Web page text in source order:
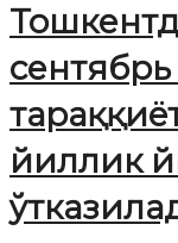
йиллик